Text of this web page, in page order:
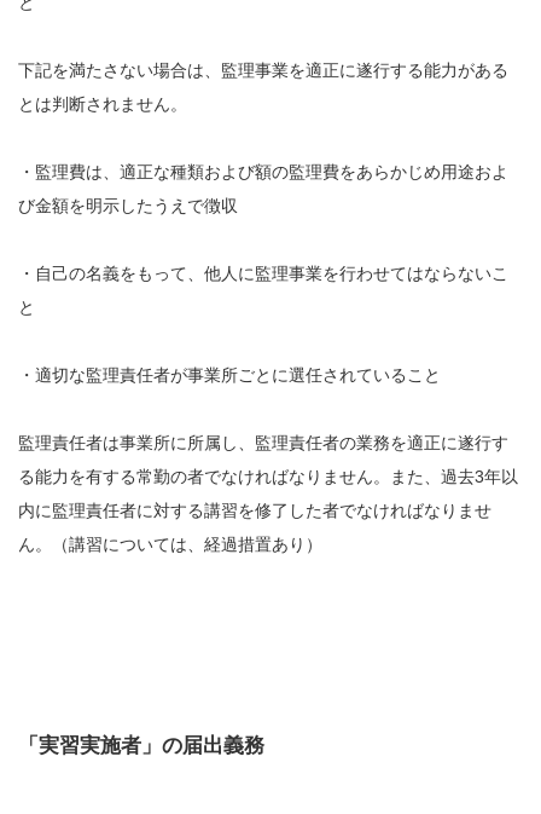
下記を満たさない場合は、監理事業を適正に遂行する能力がある
とは判断されません。
・監理費は、適正な種類および額の監理費をあらかじめ用途およ
び金額を明示したうえで徴収
・自己の名義をもって、他人に監理事業を行わせてはならないこ
と
・適切な監理責任者が事業所ごとに選任されていること
監理責任者は事業所に所属し、監理責任者の業務を適正に遂行す
る能力を有する常勤の者でなければなりません。また、過去3年以
内に監理責任者に対する講習を修了した者でなければなりませ
ん。（講習については、経過措置あり）
「実習実施者」の届出義務